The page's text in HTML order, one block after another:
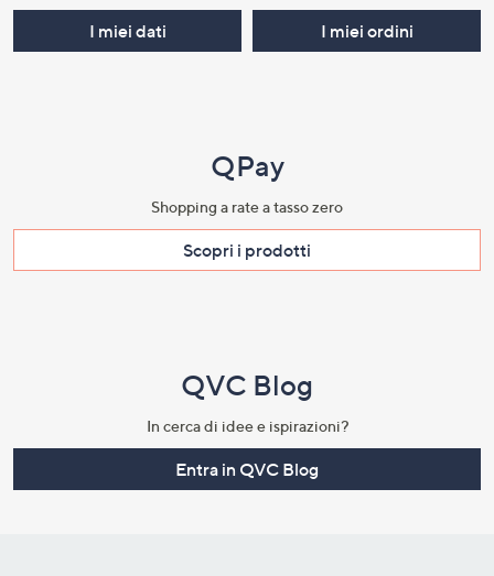
I miei dati I miei ordini
QPay
Shopping a rate a tasso zero​
Scopri i prodotti​
QVC Blog
In cerca di idee e ispirazioni?
Entra in QVC Blog